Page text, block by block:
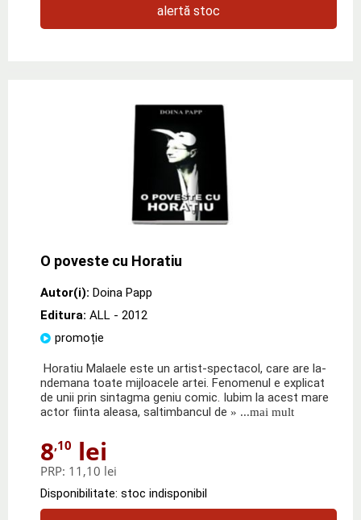
alertă stoc
O poveste cu Horatiu
Autor(i): Doina Papp
Editura: ALL - 2012
promoție
Horatiu Malaele este un artist-spectacol, care are la-
ndemana toate mijloacele artei. Fenomenul e explicat
de unii prin sintagma geniu comic. Iubim la acest mare
actor fiinta aleasa, saltimbancul de » ...mai mult
8,10 lei
PRP: 11,10 lei
Disponibilitate: stoc indisponibil